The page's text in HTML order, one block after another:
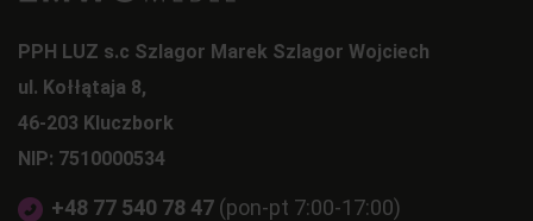
PPH LUZ s.c Szlagor Marek Szlagor Wojciech
ul. Kołłątaja 8,
46-203 Kluczbork
NIP: 7510000534
+48 77 540 78 47 (pon-pt 7:00-17:00)